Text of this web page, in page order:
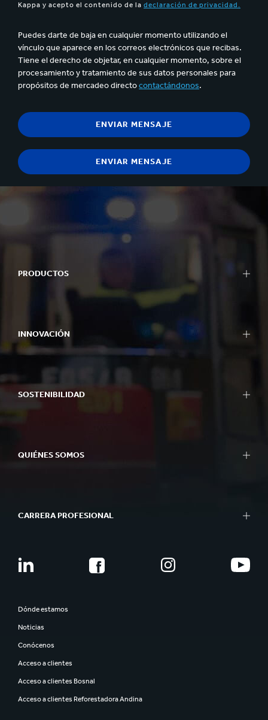
Kappa y acepto el contenido de la declaración de privacidad.
Puedes darte de baja en cualquier momento utilizando el
vínculo que aparece en los correos electrónicos que recibas.
Tiene el derecho de objetar, en cualquier momento, sobre el
procesamiento y tratamiento de sus datos personales para
propósitos de mercadeo directocontactándonos.
PRODUCTOS
INNOVACIÓN
SOSTENIBILIDAD
QUIÉNES SOMOS
CARRERA PROFESIONAL
Dónde estamos
Noticias
Conócenos
Acceso a clientes
Acceso a clientes Bosnal
Acceso a clientes Reforestadora Andina